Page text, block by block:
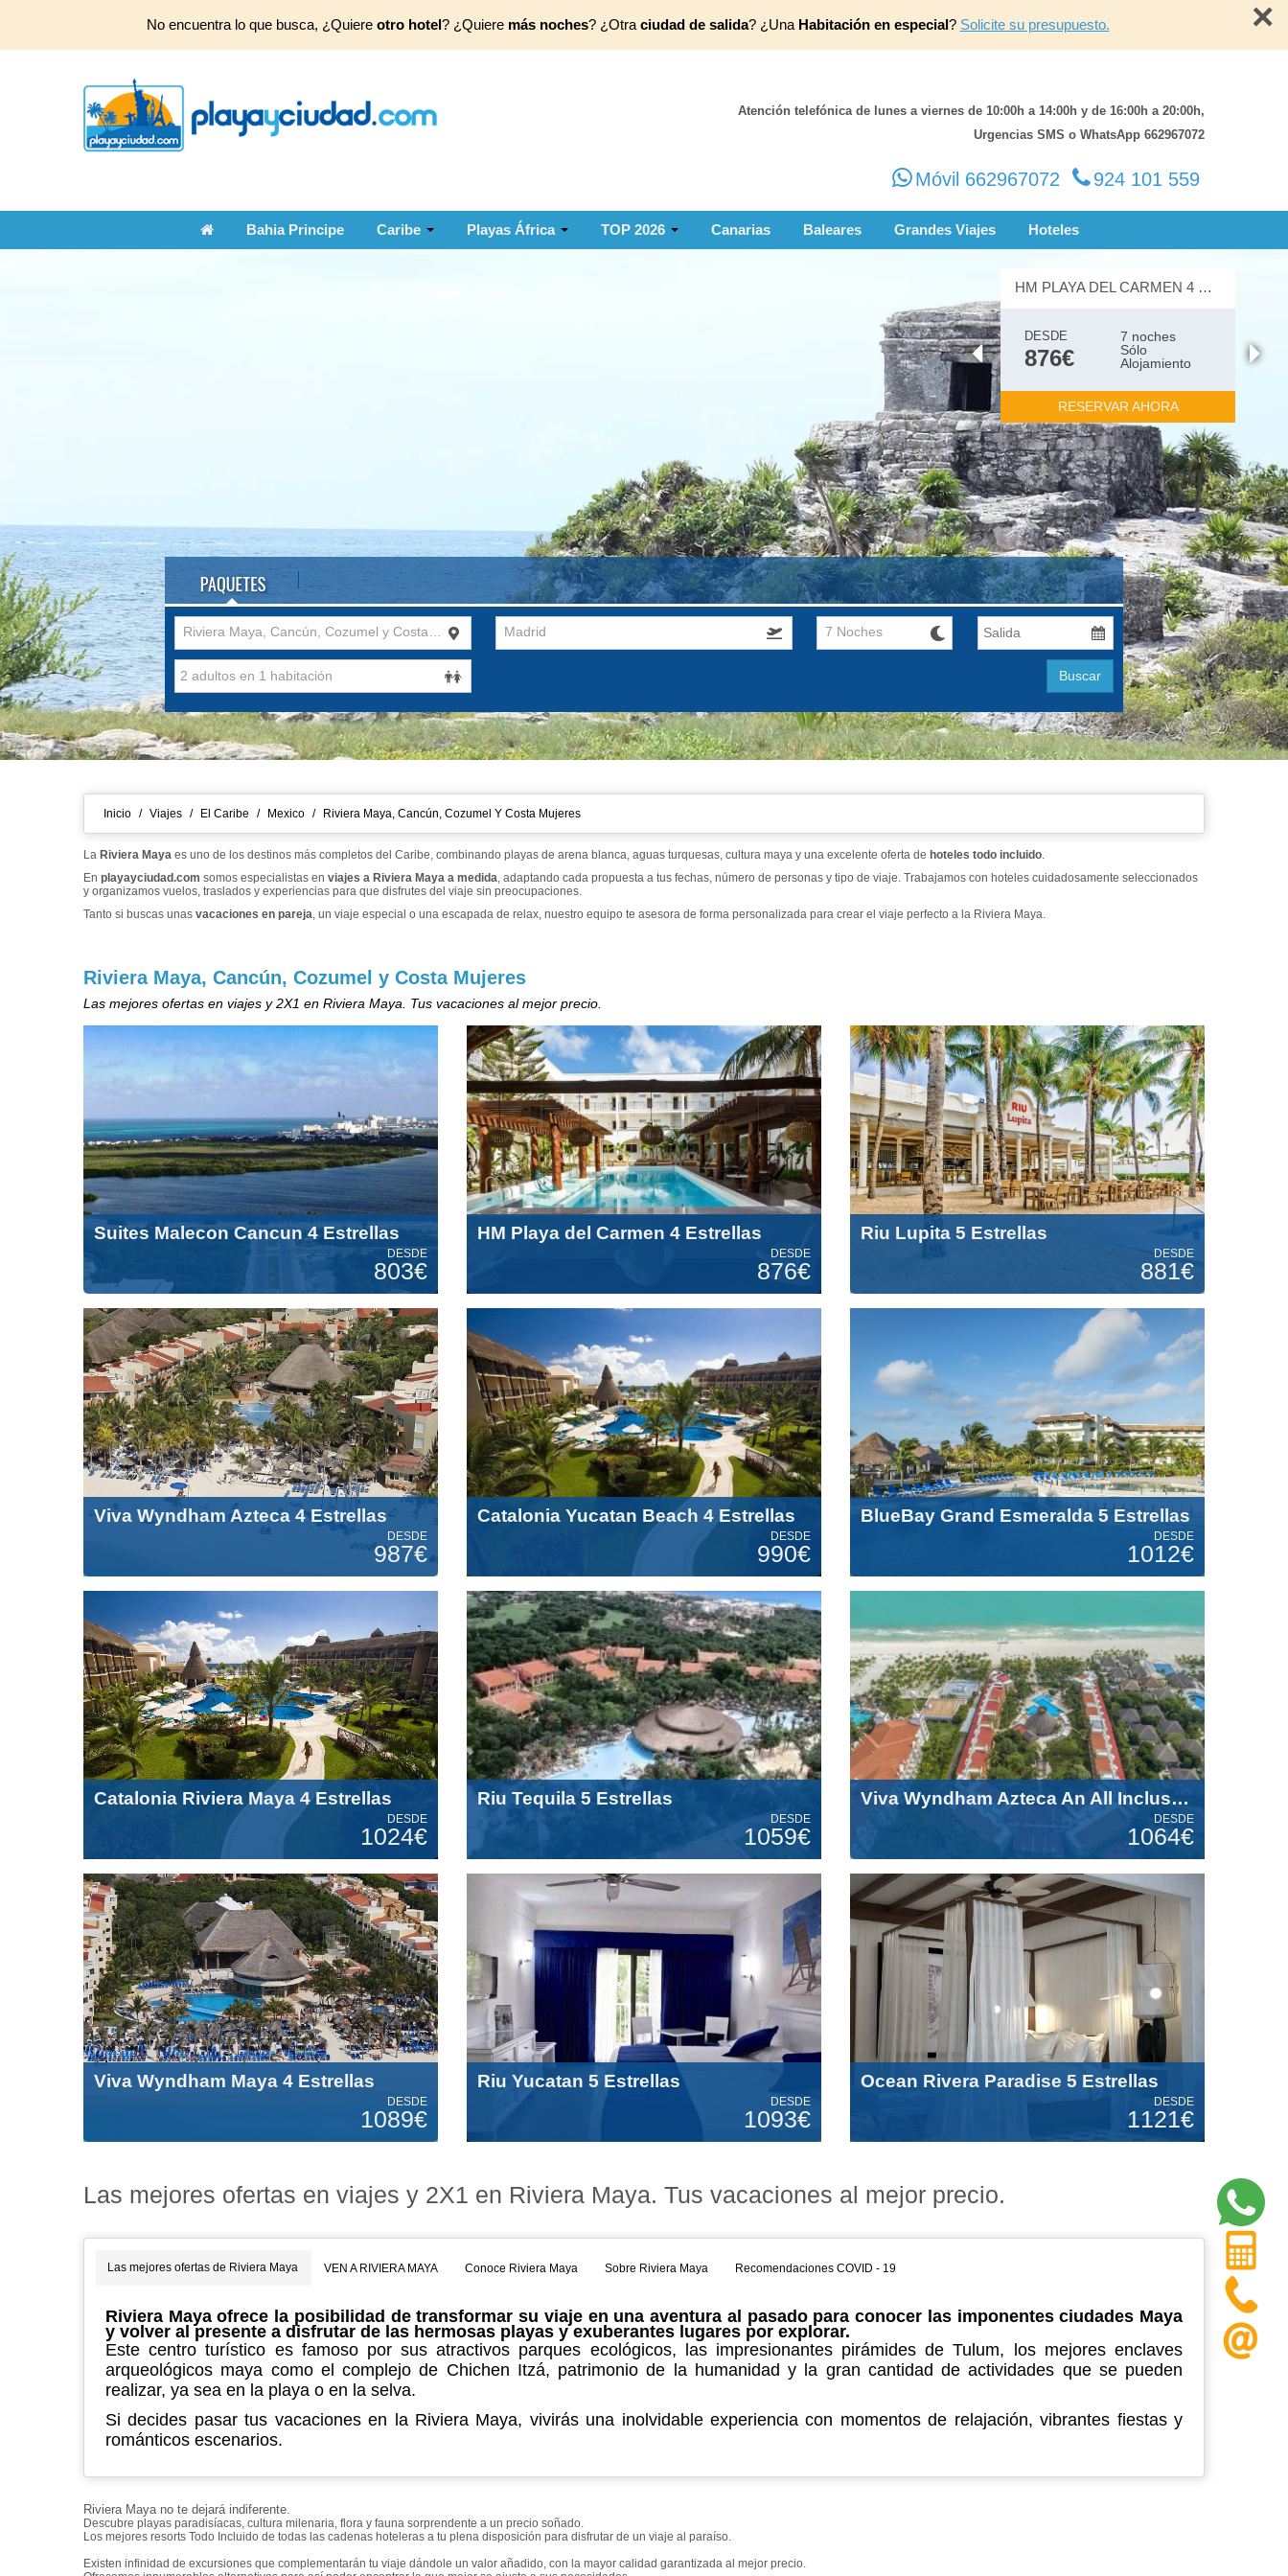
×
No encuentra lo que busca, ¿Quiere otro hotel? ¿Quiere más noches? ¿Otra ciudad de salida? ¿Una Habitación en especial? Solicite su presupuesto.
Atención telefónica de lunes a viernes de 10:00h a 14:00h y de 16:00h a 20:00h,
Urgencias SMS o WhatsApp 662967072
Móvil 662967072 924 101 559
Bahia Principe Caribe Playas África TOP 2026 Canarias Baleares Grandes Viajes Hoteles
HM PLAYA DEL CARMEN 4 ESTRELLAS
DESDE
876€
7 noches
Sólo
Alojamiento
RESERVAR AHORA
Madrid 7 Noches
Buscar
Inicio / Viajes / El Caribe / Mexico / Riviera Maya, Cancún, Cozumel Y Costa Mujeres
La Riviera Maya es uno de los destinos más completos del Caribe, combinando playas de arena blanca, aguas turquesas, cultura maya y una excelente oferta de hoteles todo incluido
En playayciudad.com somos especialistas en viajes a Riviera Maya a medida , adaptando cada propuesta a tus fechas, número de personas y tipo de viaje. Trabajamos con hoteles cuidadosamente seleccionados
y organizamos vuelos, traslados y experiencias para que disfrutes del viaje sin preocupaciones.
Tanto si buscas unas vacaciones en pareja , un viaje especial o una escapada de relax, nuestro equipo te asesora de forma personalizada para crear el viaje perfecto a la Riviera Maya.
Riviera Maya, Cancún, Cozumel y Costa Mujeres
Las mejores ofertas en viajes y 2X1 en Riviera Maya. Tus vacaciones al mejor precio.
Suites Malecon Cancun 4 Estrellas
DESDE
803€
HM Playa del Carmen 4 Estrellas
DESDE
876€
Riu Lupita 5 Estrellas
DESDE
881€
Viva Wyndham Azteca 4 Estrellas
DESDE
987€
Catalonia Yucatan Beach 4 Estrellas
DESDE
990€
BlueBay Grand Esmeralda 5 Estrellas
DESDE
1012€
Catalonia Riviera Maya 4 Estrellas
DESDE
1024€
Riu Tequila 5 Estrellas
DESDE
1059€
Viva Wyndham Azteca An All Inclusive Resort 4 Estrellas
DESDE
1064€
Viva Wyndham Maya 4 Estrellas
DESDE
1089€
Riu Yucatan 5 Estrellas
DESDE
1093€
Ocean Rivera Paradise 5 Estrellas
DESDE
1121€
Las mejores ofertas en viajes y 2X1 en Riviera Maya. Tus vacaciones al mejor precio.
Las mejores ofertas de Riviera Maya VEN A RIVIERA MAYA Conoce Riviera Maya Sobre Riviera Maya Recomendaciones COVID - 19
Riviera Maya ofrece la posibilidad de transformar su viaje en una aventura al pasado para conocer las imponentes ciudades Maya
y volver al presente a disfrutar de las hermosas playas y exuberantes lugares por explorar.
Este centro turístico es famoso por sus atractivos parques ecológicos, las impresionantes pirámides de Tulum, los mejores enclaves
arqueológicos maya como el complejo de Chichen Itzá, patrimonio de la humanidad y la gran cantidad de actividades que se pueden
realizar, ya sea en la playa o en la selva.
Si decides pasar tus vacaciones en la Riviera Maya, vivirás una inolvidable experiencia con momentos de relajación, vibrantes fiestas y
románticos escenarios.
Riviera Maya no te dejará indiferente.
Descubre playas paradisíacas, cultura milenaria, flora y fauna sorprendente a un precio soñado.
Los mejores resorts Todo Incluido de todas las cadenas hoteleras a tu plena disposición para disfrutar de un viaje al paraíso.
Existen infinidad de excursiones que complementarán tu viaje dándole un valor añadido, con la mayor calidad garantizada al mejor precio.